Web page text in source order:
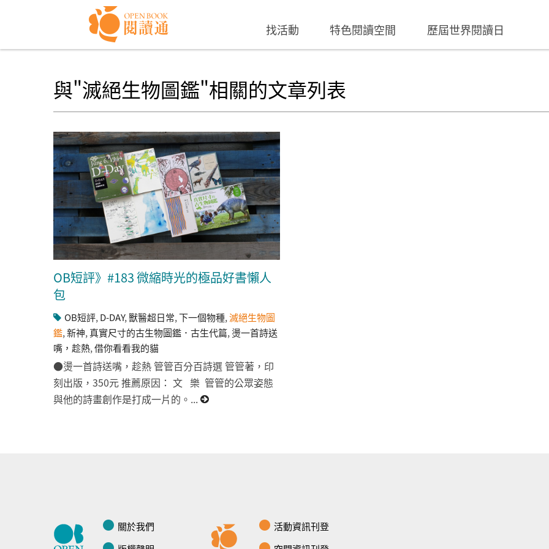
找活動 特色閱讀空間 歷屆世界閱讀日
與"滅絕生物圖鑑"相關的文章列表
OB短評》#183 微縮時光的極品好書懶人
包
OB短評,D-DAY,獸醫超日常,下一個物種,滅絕生物圖
鑑,新神,真實尺寸的古生物圖鑑．古生代篇,燙一首詩送
嘴，趁熱,借你看看我的貓
●燙一首詩送嘴，趁熱 管管百分百詩選 管管著，印
刻出版，350元 推薦原因： 文 樂 管管的公眾姿態
與他的詩畫創作是打成一片的。...
關於我們
活動資訊刊登